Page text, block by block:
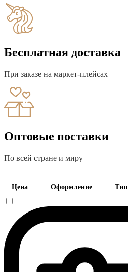
Бесплатная доставка
При заказе на маркет-плейсах
Оптовые поставки
По всей стране и миру
Цена Оформление Тип